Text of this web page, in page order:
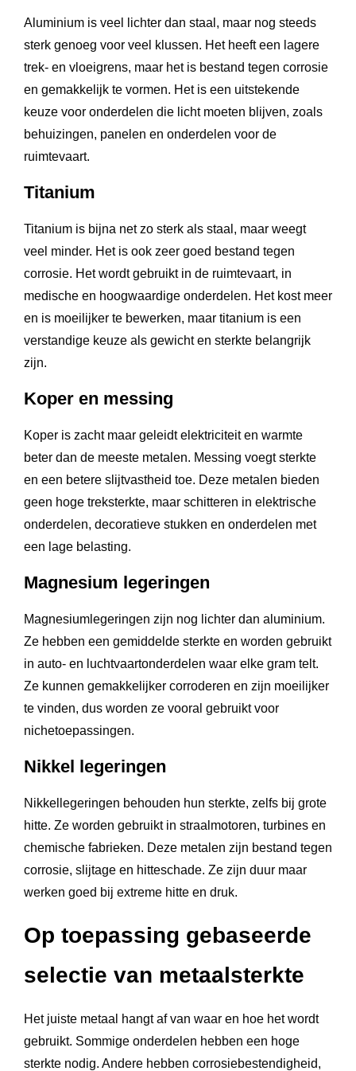
Aluminium is veel lichter dan staal, maar nog steeds
sterk genoeg voor veel klussen. Het heeft een lagere
trek- en vloeigrens, maar het is bestand tegen corrosie
en gemakkelijk te vormen. Het is een uitstekende
keuze voor onderdelen die licht moeten blijven, zoals
behuizingen, panelen en onderdelen voor de
ruimtevaart.
Titanium
Titanium is bijna net zo sterk als staal, maar weegt
veel minder. Het is ook zeer goed bestand tegen
corrosie. Het wordt gebruikt in de ruimtevaart, in
medische en hoogwaardige onderdelen. Het kost meer
en is moeilijker te bewerken, maar titanium is een
verstandige keuze als gewicht en sterkte belangrijk
zijn.
Koper en messing
Koper is zacht maar geleidt elektriciteit en warmte
beter dan de meeste metalen. Messing voegt sterkte
en een betere slijtvastheid toe. Deze metalen bieden
geen hoge treksterkte, maar schitteren in elektrische
onderdelen, decoratieve stukken en onderdelen met
een lage belasting.
Magnesium legeringen
Magnesiumlegeringen zijn nog lichter dan aluminium.
Ze hebben een gemiddelde sterkte en worden gebruikt
in auto- en luchtvaartonderdelen waar elke gram telt.
Ze kunnen gemakkelijker corroderen en zijn moeilijker
te vinden, dus worden ze vooral gebruikt voor
nichetoepassingen.
Nikkel legeringen
Nikkellegeringen behouden hun sterkte, zelfs bij grote
hitte. Ze worden gebruikt in straalmotoren, turbines en
chemische fabrieken. Deze metalen zijn bestand tegen
corrosie, slijtage en hitteschade. Ze zijn duur maar
werken goed bij extreme hitte en druk.
Op toepassing gebaseerde
selectie van metaalsterkte
Het juiste metaal hangt af van waar en hoe het wordt
gebruikt. Sommige onderdelen hebben een hoge
sterkte nodig. Andere hebben corrosiebestendigheid,